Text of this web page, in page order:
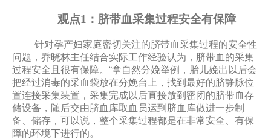
观点1：脐带血采集过程安全有保障
针对孕产妇家庭密切关注的脐带血采集过程的安全性
问题，乔晓林主任结合实际工作经验认为，脐带血的采集
过程安全且很有保障。“拿自然分娩举例，胎儿娩出以后会
把经过消毒的采血袋放在分娩台上，找到最好的脐静脉位
置连接采集装置，采集完成以后直接放到密闭的脐带血存
储设备，随后交由脐血库取血员运到脐血库做进一步制
备、储存，可以说，整个采集过程都是在非常安全、有保
障的环境下进行的。